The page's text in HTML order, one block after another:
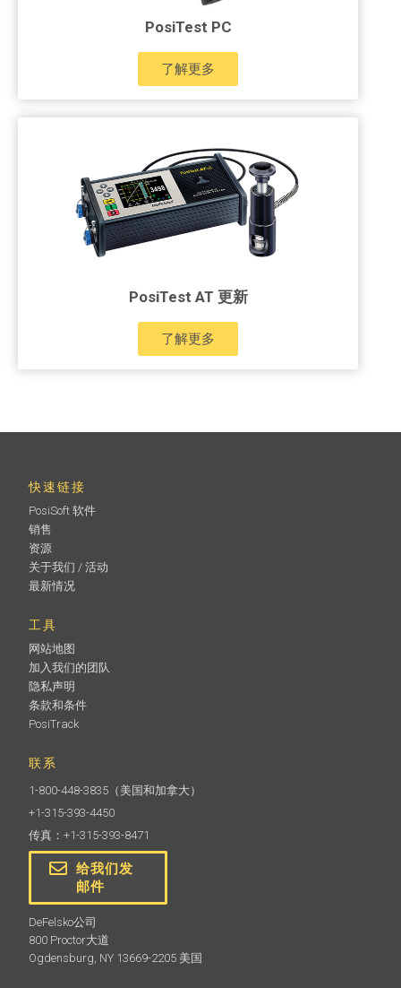
PosiTest PC
了解更多
PosiTest AT 更新
了解更多
快速链接
PosiSoft 软件
销售
资源
关于我们 / 活动
最新情况
工具
网站地图
加入我们的团队
隐私声明
条款和条件
PosiTrack
联系
1-800-448-3835 （美国和加拿大）
+1-315-393-4450
传真：+1-315-393-8471
给我们发
邮件
DeFelsko公司
800 Proctor大道
Ogdensburg, NY 13669-2205 美国